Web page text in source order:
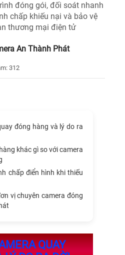
đóng gói, đối soát nhanh
chấp khiếu nại và bảo vệ
thương mại điện tử
An Thành Phát
312
đóng hàng và lý do ra
khác gì so với camera
chấp điển hình khi thiếu
vị chuyên camera đóng
QUAY